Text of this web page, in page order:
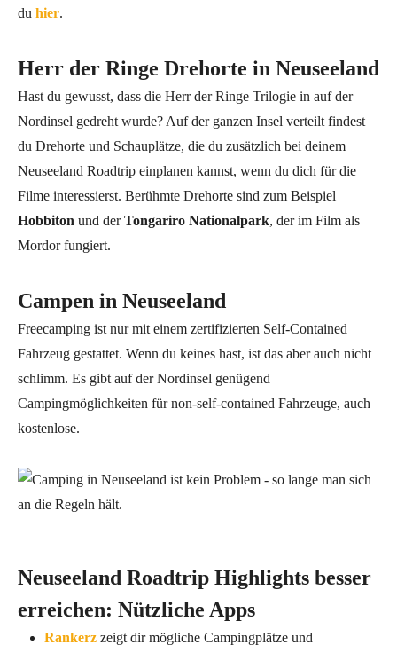
du hier.
Herr der Ringe Drehorte in Neuseeland
Hast du gewusst, dass die Herr der Ringe Trilogie in auf der
Nordinsel gedreht wurde? Auf der ganzen Insel verteilt findest
du Drehorte und Schauplätze, die du zusätzlich bei deinem
Neuseeland Roadtrip einplanen kannst, wenn du dich für die
Filme interessierst. Berühmte Drehorte sind zum Beispiel
Hobbiton und derTongariro Nationalpark, der im Film als
Mordor fungiert.
Campen in Neuseeland
Freecamping ist nur mit einem zertifizierten Self-Contained
Fahrzeug gestattet. Wenn du keines hast, ist das aber auch nicht
schlimm. Es gibt auf der Nordinsel genügend
Campingmöglichkeiten für non-self-contained Fahrzeuge, auch
kostenlose.
Neuseeland Roadtrip Highlights besser
erreichen: Nützliche Apps
Rankerz zeigt dir mögliche Campingplätze und